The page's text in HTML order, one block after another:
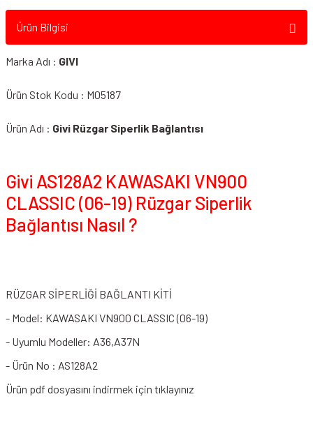
Ürün Bilgisi
Marka Adı : GIVI
Ürün Stok Kodu : M05187
Ürün Adı : Givi Rüzgar Siperlik Bağlantısı
Givi AS128A2 KAWASAKI VN900
CLASSIC (06-19) Rüzgar Siperlik
Bağlantısı Nasıl ?
RÜZGAR SİPERLİĞİ BAĞLANTI KİTİ
- Model: KAWASAKI VN900 CLASSIC (06-19)
- Uyumlu Modeller: A36,A37N
- Ürün No : AS128A2
Ürün pdf dosyasını indirmek için tıklayınız